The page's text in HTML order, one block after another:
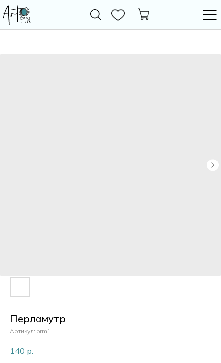
Перламутр
Артикул: prm1
140 р.